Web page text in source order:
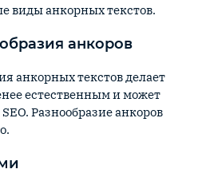
виды анкорных текстов.
анкоров
анкорных текстов делает
естественным и может
Разнообразие анкоров